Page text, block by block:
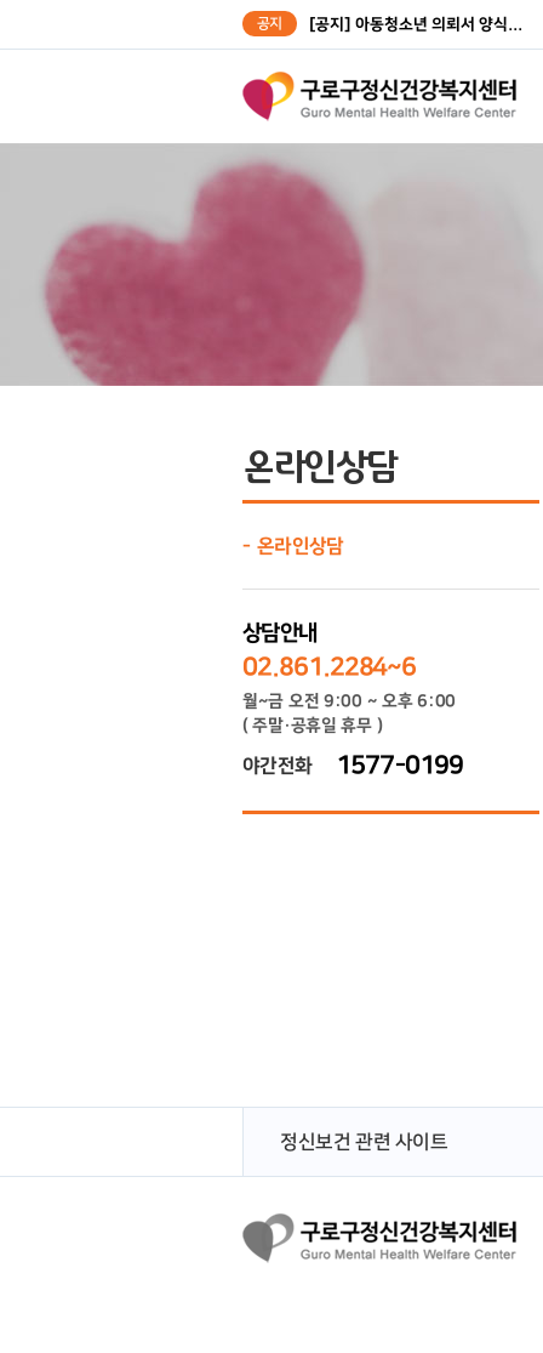
공지 [공지] 아동청소년 의뢰서 양식...
온라인상담
온라인상담
상담안내
02.861.2284~6
월~금 오전 9:00 ~ 오후 6:00
( 주말·공휴일 휴무 )
야간전화 1577-0199
정신보건 관련 사이트